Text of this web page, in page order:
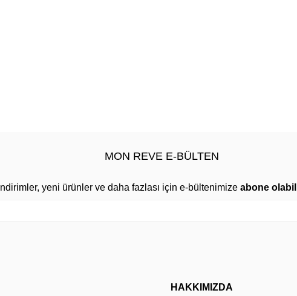
MON REVE E-BÜLTEN
İndirimler, yeni ürünler ve daha fazlası için e-bültenimize abone
HAKKIMIZDA